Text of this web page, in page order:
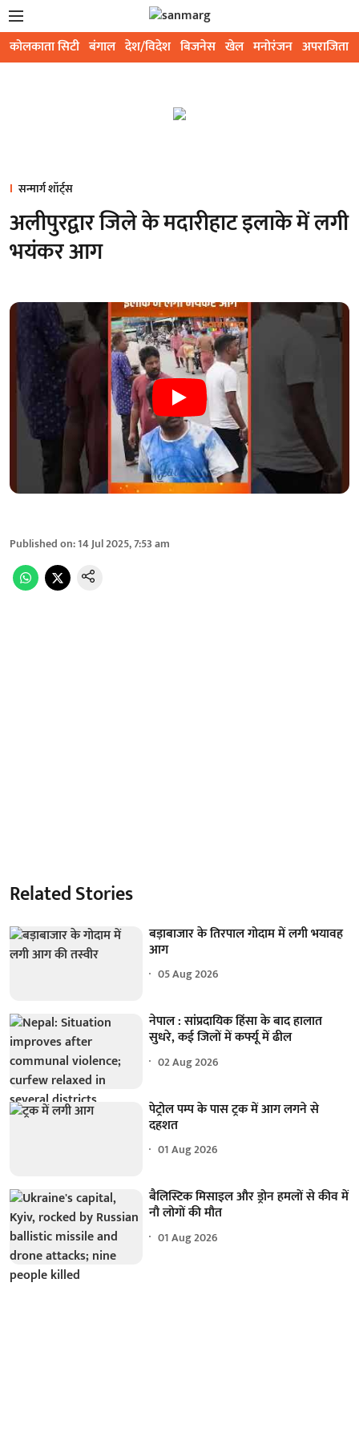
कोलकाता सिटी बंगाल देश/विदेश बिजनेस खेल मनोरंजन अपराजिता
सन्मार्ग शॉर्ट्स
अलीपुरद्वार जिले के मदारीहाट इलाके में लगी
भयंकर आग
Published on:14 Jul 2025, 7:53 am
Related Stories
बड़ाबाजार के तिरपाल गोदाम में लगी भयावह
आग
05 Aug 2026
नेपाल : सांप्रदायिक हिंसा के बाद हालात
सुधरे, कई जिलों में कर्फ्यू में ढील
02 Aug 2026
पेट्रोल पम्प के पास ट्रक में आग लगने से
दहशत
01 Aug 2026
बैलिस्टिक मिसाइल और ड्रोन हमलों से कीव में
नौ लोगों की मौत
01 Aug 2026